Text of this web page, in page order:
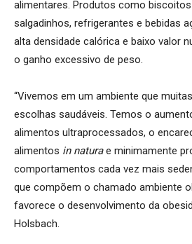
alimentares. Produtos como
salgadinhos, refrigerantes e bebidas
alta densidade calórica e baixo valor
o ganho excessivo de peso.
“Vivemos em um ambiente que
escolhas saudáveis. Temos o
alimentos ultraprocessados, o
alimentos in naturae minimamente
comportamentos cada vez mais
que compõem o chamado ambiente
favorece o desenvolvimento da
Holsbach.